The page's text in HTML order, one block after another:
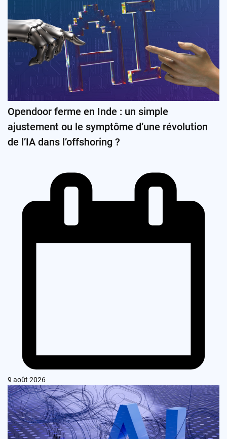
Opendoor ferme en Inde : un simple
ajustement ou le symptôme d’une révolution
de l’IA dans l’offshoring ?
9 août 2026